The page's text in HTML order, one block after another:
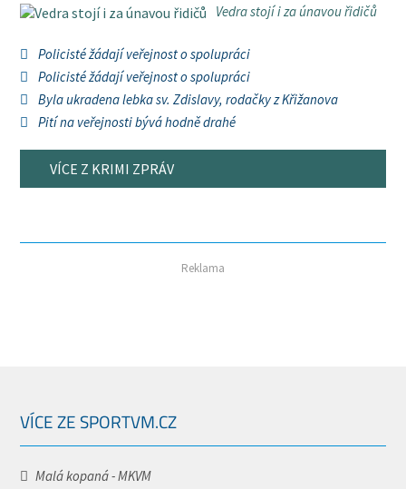
Vedra stojí i za únavou řidičů
Policisté žádají veřejnost o spolupráci
Policisté žádají veřejnost o spolupráci
Byla ukradena lebka sv. Zdislavy, rodačky z Křižanova
Pití na veřejnosti bývá hodně drahé
VÍCE Z KRIMI ZPRÁV
Reklama
VÍCE ZE SPORTVM.CZ
Malá kopaná - MKVM